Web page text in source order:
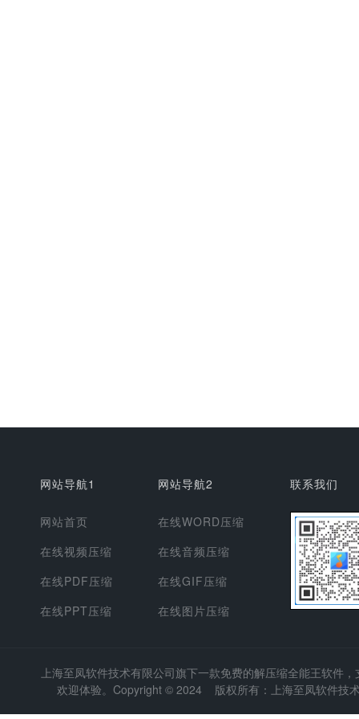
网站导航1
网站首页
在线视频压缩
在线PDF压缩
在线PPT压缩
网站导航2
在线WORD压缩
在线音频压缩
在线GIF压缩
在线图片压缩
联系我们
上海至凤软件技术有限公司旗下一款免费的解压缩全能王软件
欢迎体验。Copyright © 2024 版权所有：上海至凤软件技